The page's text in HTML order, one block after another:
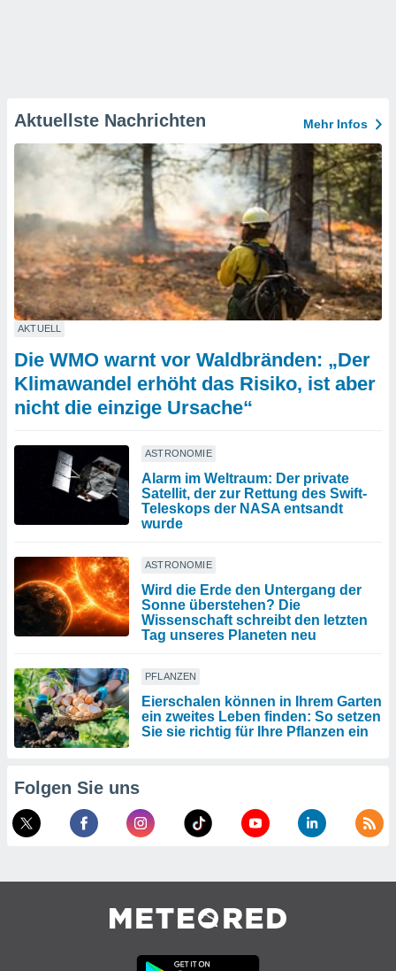
Aktuellste Nachrichten Mehr Infos
AKTUELL
Die WMO warnt vor Waldbränden: „Der
Klimawandel erhöht das Risiko, ist aber
nicht die einzige Ursache“
ASTRONOMIE
Alarm im Weltraum: Der private
Satellit, der zur Rettung des Swift-
Teleskops der NASA entsandt
wurde
ASTRONOMIE
Wird die Erde den Untergang der
Sonne überstehen? Die
Wissenschaft schreibt den letzten
Tag unseres Planeten neu
PFLANZEN
Eierschalen können in Ihrem Garten
ein zweites Leben finden: So setzen
Sie sie richtig für Ihre Pflanzen ein
Folgen Sie uns